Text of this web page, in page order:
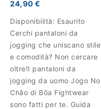
24,90 €
Disponibilità: Esaurito
Cerchi pantaloni da
jogging che uniscano stile
e comodità? Non cercare
oltre!I pantaloni da
jogging da uomo Jogo No
Chão di Bōa Fightwear
sono fatti per te. Guida